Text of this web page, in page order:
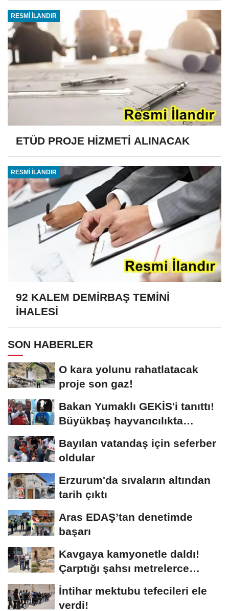
RESMİ İLANDIR
ETÜD PROJE HİZMETİ ALINACAK
RESMİ İLANDIR
92 KALEM DEMİRBAŞ TEMİNİ
İHALESİ
SON HABERLER
O kara yolunu rahatlatacak
proje son gaz!
Bakan Yumaklı GEKİS'i tanıttı!
Büyükbaş hayvancılıkta
Bayılan vatandaş için seferber
oldular
Erzurum'da sıvaların altından
tarih çıktı
Aras EDAŞ’tan denetimde
başarı
Kavgaya kamyonetle daldı!
Çarptığı şahsı metrelerce
sürükledi
İntihar mektubu tefecileri ele
verdi!